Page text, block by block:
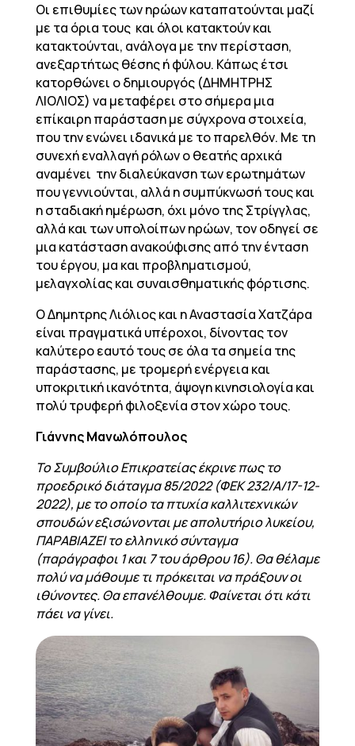
Οι επιθυμίες των ηρώων καταπατούνται μαζί
με τα όρια τους και όλοι κατακτούν και
κατακτούνται, ανάλογα με την περίσταση,
ανεξαρτήτως θέσης ή φύλου. Κάπως έτσι
κατορθώνει ο δημιουργός (ΔΗΜΗΤΡΗΣ
ΛΙΟΛΙΟΣ) να μεταφέρει στο σήμερα μια
επίκαιρη παράσταση με σύγχρονα στοιχεία,
που την ενώνει ιδανικά με το παρελθόν. Με τη
συνεχή εναλλαγή ρόλων ο θεατής αρχικά
αναμένει την διαλεύκανση των ερωτημάτων
που γεννιούνται, αλλά η συμπύκνωσή τους και
η σταδιακή ημέρωση, όχι μόνο της Στρίγγλας,
αλλά και των υπολοίπων ηρώων, τον οδηγεί σε
μια κατάσταση ανακούφισης από την ένταση
του έργου, μα και προβληματισμού,
μελαγχολίας και συναισθηματικής φόρτισης.
Ο Δημητρης Λιόλιος και η Αναστασία Χατζάρα
είναι πραγματικά υπέροχοι, δίνοντας τον
καλύτερο εαυτό τους σε όλα τα σημεία της
παράστασης, με τρομερή ενέργεια και
υποκριτική ικανότητα, άψογη κινησιολογία και
πολύ τρυφερή φιλοξενία στον χώρο τους.
Γιάννης Μανωλόπουλος
To Συμβούλιο Επικρατείας έκρινε πως το
προεδρικό διάταγμα 85/2022 (ΦΕΚ 232/Α/17-12-
2022), με το οποίο τα πτυχία καλλιτεχνικών
σπουδών εξισώνονται με απολυτήριο λυκείου,
ΠΑΡΑΒΙΑΖΕΙ το ελληνικό σύνταγμα
(παράγραφοι 1 και 7 του άρθρου 16). Θα θέλαμε
πολύ να μάθουμε τι πρόκειται να πράξουν οι
ιθύνοντες. Θα επανέλθουμε. Φαίνεται ότι κάτι
πάει να γίνει.